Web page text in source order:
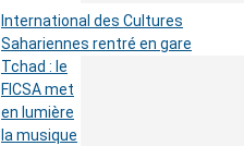
International des Cultures
Sahariennes rentré en gare
Tchad : le
FICSA met
en lumière
la musique